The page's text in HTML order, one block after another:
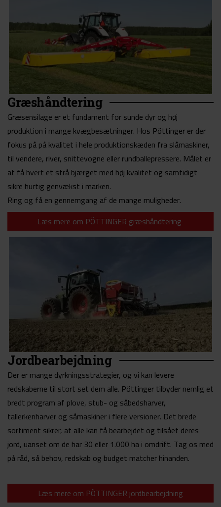
Græshåndtering
Græsensilage er et fundament for sunde dyr og høj
produktion i mange kvægbesætninger. Hos Pöttinger er der
fokus på på kvalitet i hele produktionskæden fra slåmaskiner,
til vendere, river, snittevogne eller rundballepressere. Målet er
at få hvert et strå bjærget med høj kvalitet og samtidigt
sikre hurtig genvækst i marken.
Ring og få en gennemgang af de mange muligheder.
Læs mere om PÖTTINGER græshåndtering
Jordbearbejdning
Der er mange dyrkningsstrategier, og vi kan levere
redskaberne til stort set dem alle. Pöttinger tilbyder nemlig et
bredt program af plove, stub- og såbedsharver,
tallerkenharver og såmaskiner i flere versioner. Det brede
sortiment sikrer, at alle kan få bearbejdet og tilsået deres
jord, uanset om de har 30 eller 1.000 ha i omdrift. Tag os med
på råd, så behov, redskab og budget matcher hinanden.
Læs mere om PÖTTINGER jordbearbejdning